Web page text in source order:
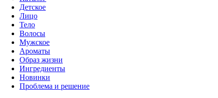
Детское
Лицо
Тело
Волосы
Мужское
Ароматы
Образ жизни
Ингредиенты
Новинки
Проблема и решение